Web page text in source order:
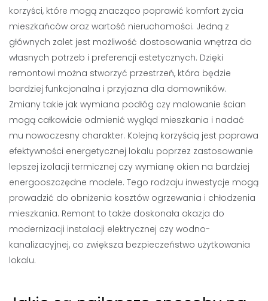
korzyści, które mogą znacząco poprawić komfort życia
mieszkańców oraz wartość nieruchomości. Jedną z
głównych zalet jest możliwość dostosowania wnętrza do
własnych potrzeb i preferencji estetycznych. Dzięki
remontowi można stworzyć przestrzeń, która będzie
bardziej funkcjonalna i przyjazna dla domowników.
Zmiany takie jak wymiana podłóg czy malowanie ścian
mogą całkowicie odmienić wygląd mieszkania i nadać
mu nowoczesny charakter. Kolejną korzyścią jest poprawa
efektywności energetycznej lokalu poprzez zastosowanie
lepszej izolacji termicznej czy wymianę okien na bardziej
energooszczędne modele. Tego rodzaju inwestycje mogą
prowadzić do obniżenia kosztów ogrzewania i chłodzenia
mieszkania. Remont to także doskonała okazja do
modernizacji instalacji elektrycznej czy wodno-
kanalizacyjnej, co zwiększa bezpieczeństwo użytkowania
lokalu.